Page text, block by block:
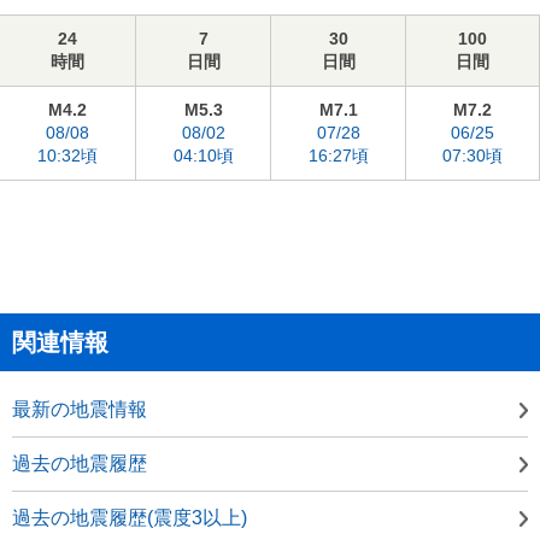
24
時間
7
日間
30
日間
100
日間
M4.2
08/08
10:32頃
M5.3
08/02
04:10頃
M7.1
07/28
16:27頃
M7.2
06/25
07:30頃
関連情報
最新の地震情報
過去の地震履歴
過去の地震履歴(震度3以上)